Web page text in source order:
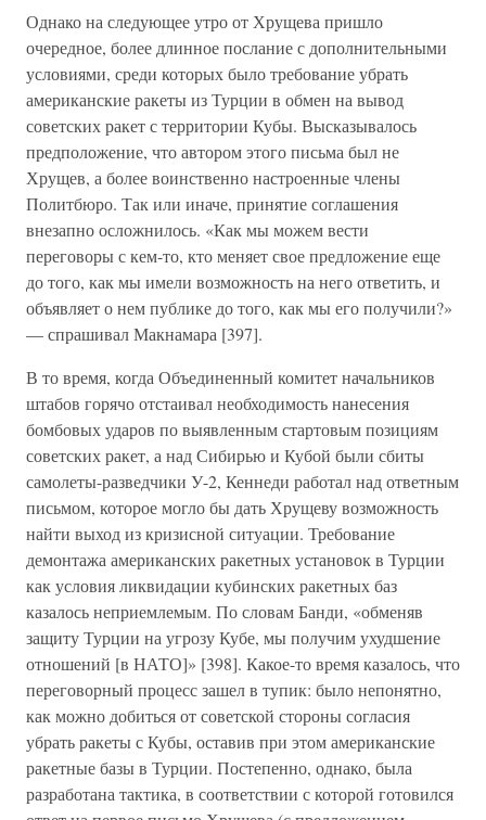
Однако на следующее утро от Хрущева пришло
очередное, более длинное послание с дополнительными
условиями, среди которых было требование убрать
американские ракеты из Турции в обмен на вывод
советских ракет с территории Кубы. Высказывалось
предположение, что автором этого письма был не
Хрущев, а более воинственно настроенные члены
Политбюро. Так или иначе, принятие соглашения
внезапно осложнилось. «Как мы можем вести
переговоры с кем-то, кто меняет свое предложение еще
до того, как мы имели возможность на него ответить, и
объявляет о нем публике до того, как мы его получили?»
— спрашивал Макнамара [397].
В то время, когда Объединенный комитет начальников
штабов горячо отстаивал необходимость нанесения
бомбовых ударов по выявленным стартовым позициям
советских ракет, а над Сибирью и Кубой были сбиты
самолеты-разведчики У-2, Кеннеди работал над ответным
письмом, которое могло бы дать Хрущеву возможность
найти выход из кризисной ситуации. Требование
демонтажа американских ракетных установок в Турции
как условия ликвидации кубинских ракетных баз
казалось неприемлемым. По словам Банди, «обменяв
защиту Турции на угрозу Кубе, мы получим ухудшение
отношений [в НАТО]» [398]. Какое-то время казалось, что
переговорный процесс зашел в тупик: было непонятно,
как можно добиться от советской стороны согласия
убрать ракеты с Кубы, оставив при этом американские
ракетные базы в Турции. Постепенно, однако, была
разработана тактика, в соответствии с которой готовился